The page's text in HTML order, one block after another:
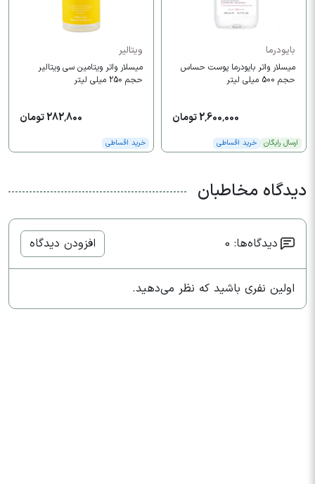
بایودرما
میسلار واتر بایودرما پوست حساس
حجم 500 میلی لیتر
2,600,000 تومان
ارسال رایگان خرید اقساطی
ویتالیر
میسلار واتر ویتامین سی ویتالیر
حجم 250 میلی لیتر
282,800 تومان
خرید اقساطی
دیدگاه مخاطبان
دیدگاه‌ها: 0 افزودن دیدگاه
اولین نفری باشید که نظر می‌دهید.